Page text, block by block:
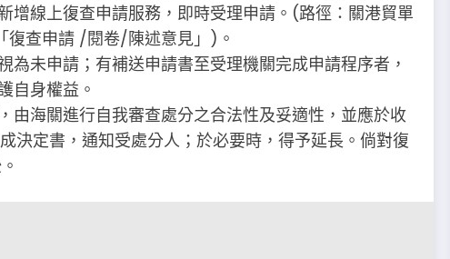
增線上復查申請服務，即時受理申請。(路徑：關港貿單
查申請 /閱卷/陳述意見」)。
未申請；有補送申請書至受理機關完成申請程序者，
自身權益。
由海關進行自我審查處分之合法性及妥適性，並應於收
決定書，通知受處分人；於必要時，得予延長。倘對復